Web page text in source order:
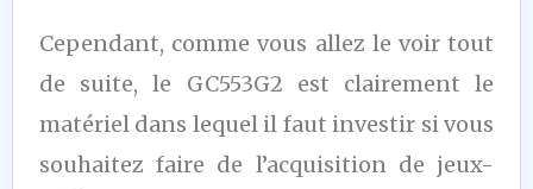
Cependant, comme vous allez le voir tout
de suite, le GC553G2 est clairement le
matériel dans lequel il faut investir si vous
souhaitez faire de l’acquisition de jeux-